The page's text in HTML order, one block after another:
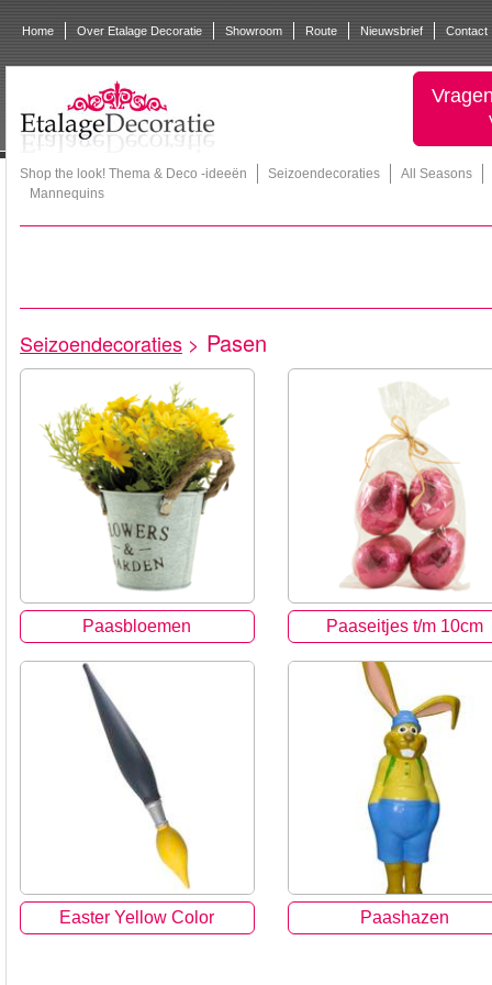
Home Over Etalage Decoratie Showroom Route Nieuwsbrief Contact
Shop the look! Thema & Deco -ideeën Seizoendecoraties
All Seasons
Mannequins
Seizoendecoraties > Pasen
Paasbloemen Paaseitjes t/m 10cm
Easter Yellow Color Paashazen